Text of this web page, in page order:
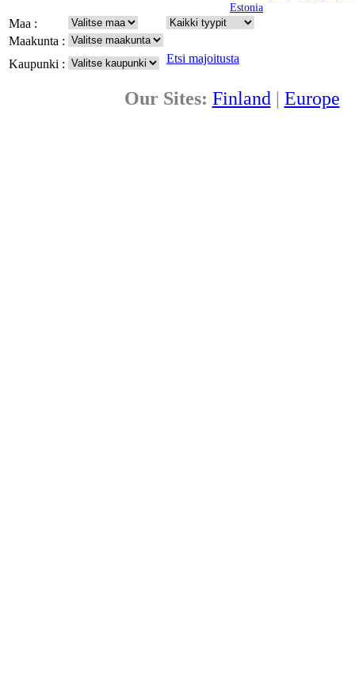
Estonia
Maa :
Maakunta :
Kaupunki :
Etsi majoitusta
Our Sites: Finland | Europe